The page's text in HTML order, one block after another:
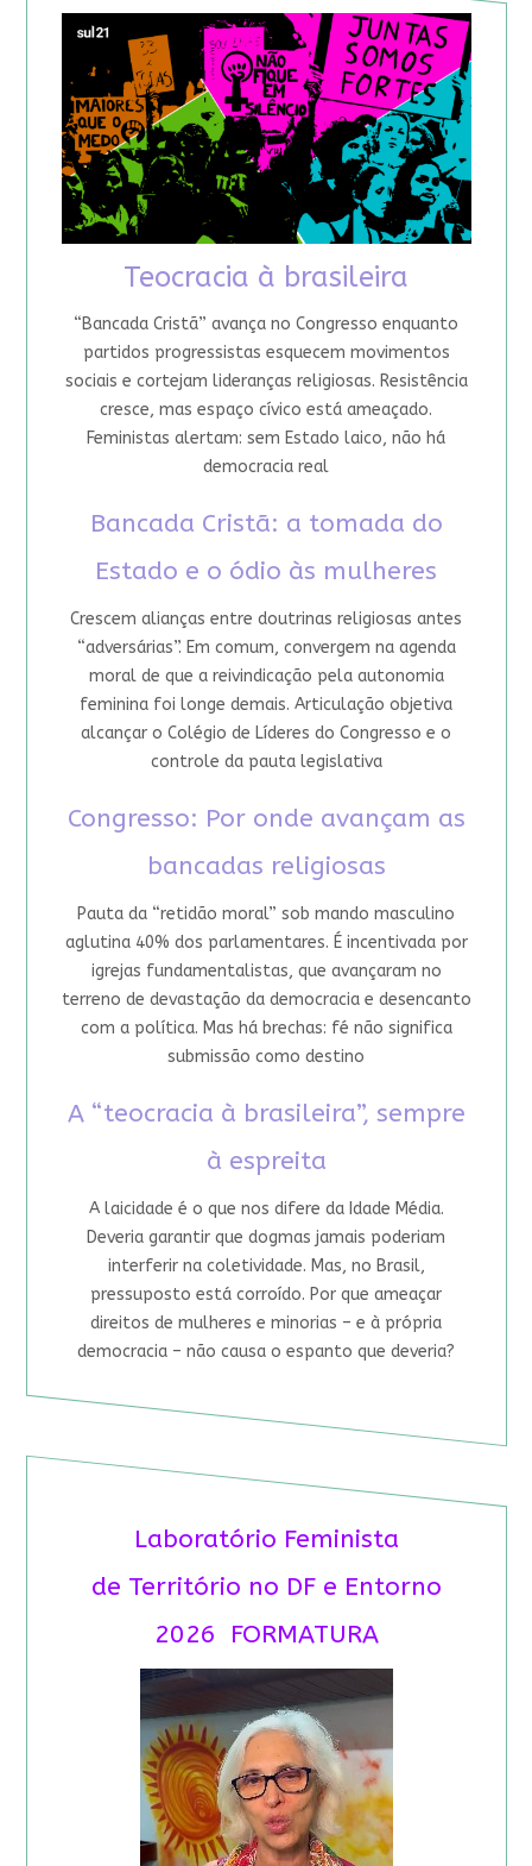
Teocracia à brasileira
“Bancada Cristã” avança no Congresso enquanto
partidos progressistas esquecem movimentos
sociais e cortejam lideranças religiosas. Resistência
cresce, mas espaço cívico está ameaçado.
Feministas alertam: sem Estado laico, não há
democracia real
Bancada Cristã: a tomada do
Estado e o ódio às mulheres
Crescem alianças entre doutrinas religiosas antes
“adversárias”. Em comum, convergem na agenda
moral de que a reivindicação pela autonomia
feminina foi longe demais. Articulação objetiva
alcançar o Colégio de Líderes do Congresso e o
controle da pauta legislativa
Congresso: Por onde avançam as
bancadas religiosas
Pauta da “retidão moral” sob mando masculino
aglutina 40% dos parlamentares. É incentivada por
igrejas fundamentalistas, que avançaram no
terreno de devastação da democracia e desencanto
com a política. Mas há brechas: fé não significa
submissão como destino
A “teocracia à brasileira”, sempre
à espreita
A laicidade é o que nos difere da Idade Média.
Deveria garantir que dogmas jamais poderiam
interferir na coletividade. Mas, no Brasil,
pressuposto está corroído. Por que ameaçar
direitos de mulheres e minorias – e à própria
democracia – não causa o espanto que deveria?
Laboratório Feminista
de Território no DF e Entorno
2026 FORMATURA